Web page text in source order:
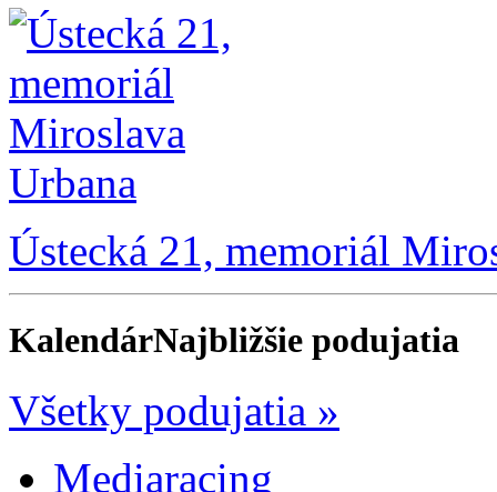
Ústecká 21, memoriál
KalendárNajbližšie podujatia
Všetky podujatia »
Mediaracing